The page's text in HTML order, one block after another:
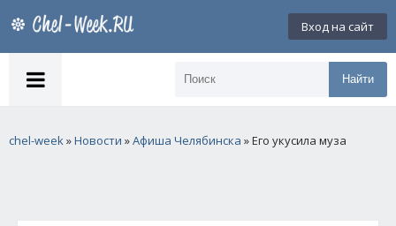
Вход на сайт
Найти
chel-week»Новости »Афиша Челябинска » Его укусила муза